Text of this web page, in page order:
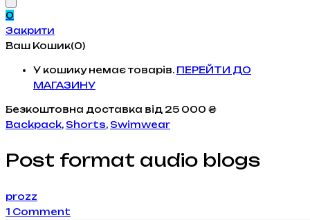
0
Закрити
Ваш Кошик(0)
У кошику немає товарів. ПЕРЕЙТИ ДО
МАГАЗИНУ
Безкоштовна доставка від 25 000 ₴
Backpack, Shorts, Swimwear
Post format audio blogs
prozz
1 Comment